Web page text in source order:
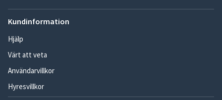
Kundinformation
Hjälp
Värt att veta
Användarvillkor
Hyresvillkor